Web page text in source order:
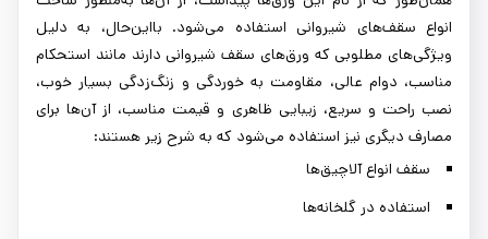
انواع سقف‌های شیروانی استفاده می‌شود. بااین‌حال، به دلیل
ویژگی‌های مطلوبی که ورق‌های سقف شیروانی دارند مانند استحکام
مناسب، دوام عالی، مقاومت به خوردگی و زنگ‌زدگی بسیار خوب،
نصب راحت و سریع، زیبایی ظاهری و قیمت مناسب، از آن‌ها برای
مصارف دیگری نیز استفاده می‌شود که به شرح زیر هستند:
سقف انواع آلاچیق‌ها
استفاده در گلخانه‌ها